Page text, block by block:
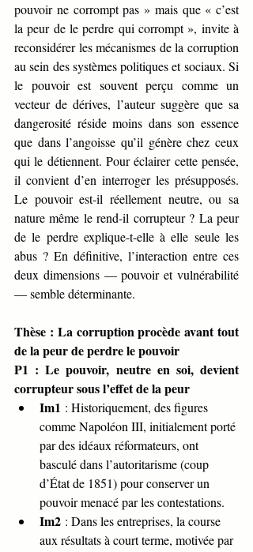
pouvoir ne corrompt pas » mais que « c’est
la peur de le perdre qui corrompt », invite à
reconsidérer les mécanismes de la corruption
au sein des systèmes politiques et sociaux. Si
le pouvoir est souvent perçu comme un
vecteur de dérives, l’auteur suggère que sa
dangerosité réside moins dans son essence
que dans l’angoisse qu’il génère chez ceux
qui le détiennent. Pour éclairer cette pensée,
il convient d’en interroger les présupposés.
Le pouvoir est-il réellement neutre, ou sa
nature même le rend-il corrupteur ? La peur
de le perdre explique-t-elle à elle seule les
abus ? En définitive, l’interaction entre ces
deux dimensions — pouvoir et vulnérabilité
— semble déterminante.
Thèse : La corruption procède avant tout
de la peur de perdre le pouvoir
P1 : Le pouvoir, neutre en soi, devient
corrupteur sous l’effet de la peur
Im1 : Historiquement, des figures
comme Napoléon III, initialement porté
par des idéaux réformateurs, ont
basculé dans l’autoritarisme (coup
d’État de 1851) pour conserver un
pouvoir menacé par les contestations.
Im2 : Dans les entreprises, la course
aux résultats à court terme, motivée par